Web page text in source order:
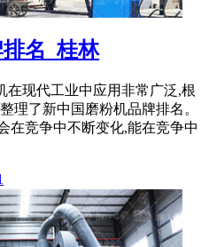
名_桂林
在现代工业中应用非常广泛,根
理了新中国磨粉机品牌排名。
在竞争中不断变化,能在竞争中